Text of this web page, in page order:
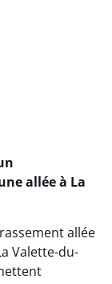
allée à La
allée
Valette-du-